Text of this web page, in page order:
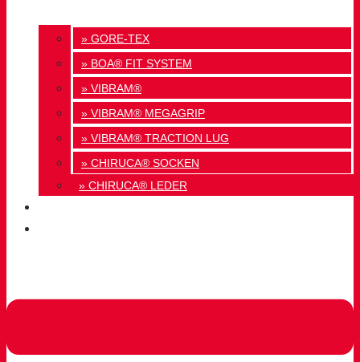
» GORE-TEX
» BOA® FIT SYSTEM
» VIBRAM®
» VIBRAM® MEGAGRIP
» VIBRAM® TRACTION LUG
» CHIRUCA® SOCKEN
» CHIRUCA® LEDER